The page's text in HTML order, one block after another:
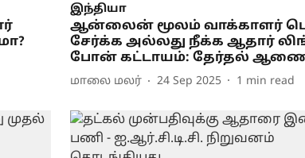
இந்தியா
ஆன்லைன் மூலம் வாக்காளர்
சேர்க்க அல்லது நீக்க ஆதார்
போன் கட்டாயம்: தேர்தல்
மாலை மலர் 24 Sep 2025 1 min read